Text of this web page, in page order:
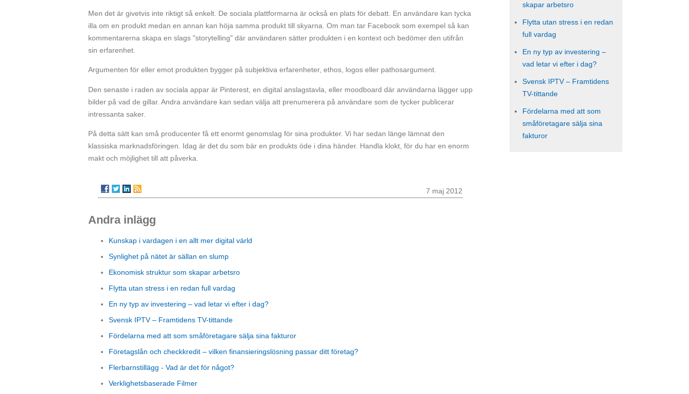
skapar arbetsro
Flytta utan stress i en redan
full vardag
En ny typ av investering –
vad letar vi efter i dag?
Svensk IPTV – Framtidens
TV-tittande
Fördelarna med att som
småföretagare sälja sina
fakturor
Men det är givetvis inte riktigt så enkelt. De sociala plattformarna är också en plats för debatt. En användare kan tycka
illa om en produkt medan en annan kan höja samma produkt till skyarna. Om man tar Facebook som exempel så kan
kommentarerna skapa en slags "storytelling" där användaren sätter produkten i en kontext och bedömer den utifrån
sin erfarenhet.
Argumenten för eller emot produkten bygger på subjektiva erfarenheter, ethos, logos eller pathosargument.
Den senaste i raden av sociala appar är Pinterest, en digital anslagstavla, eller moodboard där användarna lägger upp
bilder på vad de gillar. Andra användare kan sedan välja att prenumerera på användare som de tycker publicerar
intressanta saker.
På detta sätt kan små producenter få ett enormt genomslag för sina produkter. Vi har sedan länge lämnat den
klassiska marknadsföringen. Idag är det du som bär en produkts öde i dina händer. Handla klokt, för du har en enorm
makt och möjlighet till att påverka.
7 maj 2012
Andra inlägg
Kunskap i vardagen i en allt mer digital värld
Synlighet på nätet är sällan en slump
Ekonomisk struktur som skapar arbetsro
Flytta utan stress i en redan full vardag
En ny typ av investering – vad letar vi efter i dag?
Svensk IPTV – Framtidens TV-tittande
Fördelarna med att som småföretagare sälja sina fakturor
Företagslån och checkkredit – vilken finansieringslösning passar ditt företag?
Flerbarnstillägg - Vad är det för något?
Verklighetsbaserade Filmer